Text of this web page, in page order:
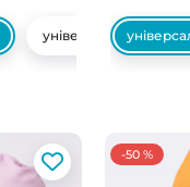
універсальний
-50 %